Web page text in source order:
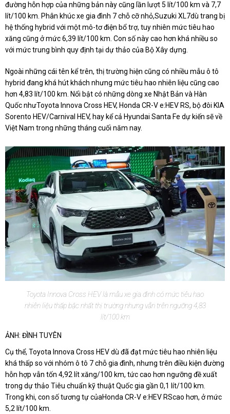
đường hỗn hợp của những bản này cũng lần lượt 5 lít/100 km và 7,7
lít/100 km. Phân khúc xe gia đình 7 chỗ cỡ nhỏ,Suzuki XL7dù trang bị
hệ thống hybrid với một mô-tơ điện bổ trợ, tuy nhiên mức tiêu hao
xăng cũng ở mức 6,39 lít/100 km. Con số này cao hơn khá nhiều so
với mức trung bình quy định tại dự thảo của Bộ Xây dựng.
Ngoài những cái tên kể trên, thị trường hiện cũng có nhiều mẫu ô tô
hybrid đang khá hút khách nhưng mức tiêu hao nhiên liệu cũng cao
hơn 4,83 lít/100 km. Nổi bật có những dòng xe Nhật Bản và Hàn
Quốc nhưToyota Innova Cross HEV, Honda CR-V e:HEV RS, bộ đôi KIA
Sorento HEV/Carnival HEV, hay kể cả Hyundai Santa Fe dự kiến sẽ về
Việt Nam trong những tháng cuối năm nay.
Toyota Innova Cross HEV là mẫu xe gia đình có mức tiêu hao
nhiên liệu thấp bậc nhất thị trường nhưng vẫn trên ngưỡng 4,83
lít/100 km
ẢNH: ĐÌNH TUYÊN
Cụ thể, Toyota Innova Cross HEV dù đã đạt mức tiêu hao nhiên liệu
khá thấp so với nhóm ô tô 7 chỗ gia đình, nhưng trên điều kiện đường
hỗn hợp vẫn tốn 4,92 lít xăng/100 km, tức cao hơn ngưỡng đề xuất
trong dự thảo Tiêu chuẩn kỹ thuật Quốc gia gần 0,1 lít/100 km.
Trong khi, con số tương tự củaHonda CR-V e:HEV RScao hơn, ở mức
5,2 lít/100 km.